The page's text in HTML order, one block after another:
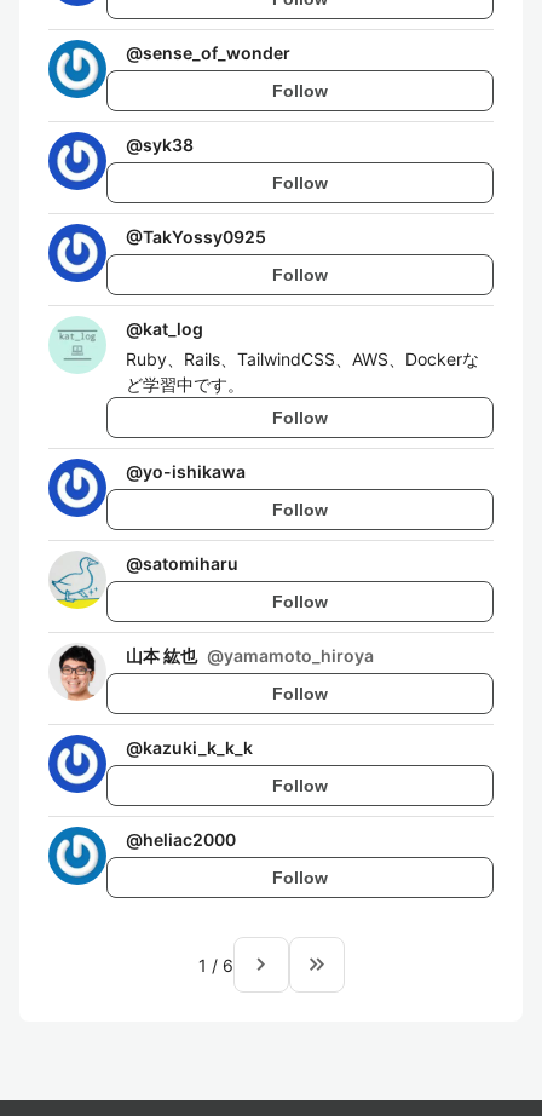
@sense_of_wonder
Follow
@syk38
Follow
@TakYossy0925
Follow
@kat_log
Ruby、Rails、TailwindCSS、AWS、Dockerな
ど学習中です。
Follow
@yo-ishikawa
Follow
@satomiharu
Follow
山本 紘也 @yamamoto_hiroya
Follow
@kazuki_k_k_k
Follow
@heliac2000
Follow
1 / 6 navigate_next keyboard_double_arrow_right